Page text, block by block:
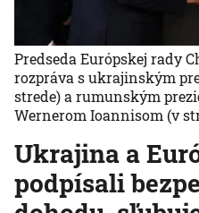
Ukrajina a
podpísali
Predseda Európskej rady
rozpráva s ukrajinským
strede) a rumunským
Wernerom Ioannisom (v